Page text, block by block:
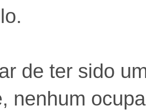
de ter sido
nenhum